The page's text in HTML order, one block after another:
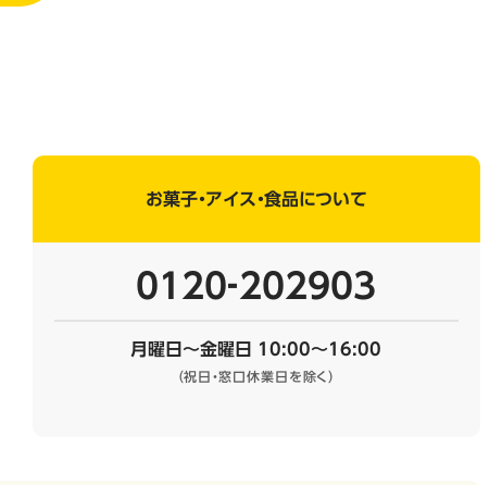
お菓子・アイス・食品について
0120‐202903
月曜日～金曜日 10:00～16:00
（祝日・窓口休業日を除く）